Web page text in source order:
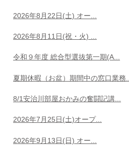
2026年8月22日(土) オー...
2026年8月11日(祝・火) ...
令和９年度 総合型選抜第一期(A...
夏期休暇（お盆）期間中の窓口業務...
8/1安治川部屋おかみの奮闘記講...
2026年7月25日(土)オープ...
2026年9月13日(日) オー...